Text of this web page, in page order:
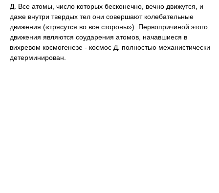
Д. Все атомы, число которых бесконечно, вечно движутся, и
даже внутри твердых тел они совершают колебательные
движения («трясутся во все стороны»). Первопричиной этого
движения являются соударения атомов, начавшиеся в
вихревом космогенезе - космос Д. полностью механистически
детерминирован.